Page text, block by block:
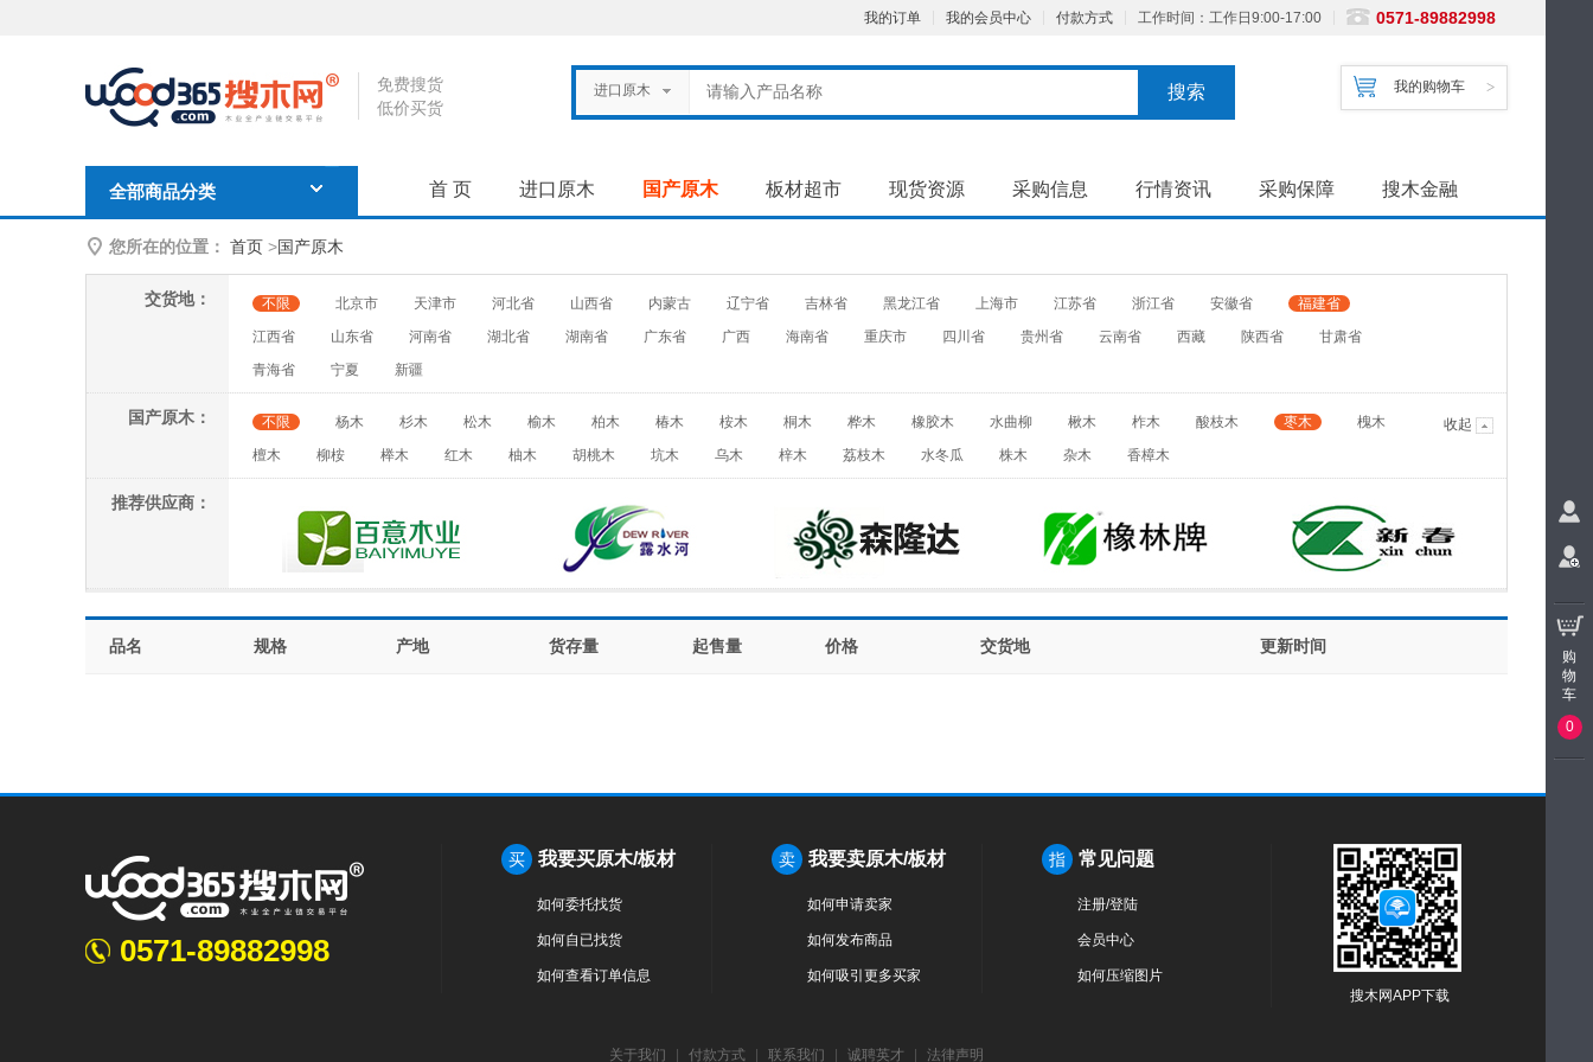
我的订单 我的会员中心 付款方式 工作时间：工作日9:00-17:00 0571-89882998
免费搜货
低价买货
进口原木 搜索 >
我的购物车
全部商品分类 首 页 进口原木 国产原木 板材超市 现货资源 采购信息 行情资讯 采购保障 搜木金融
您所在的位置： 首页 >国产原木
交货地： 不限 北京市 天津市 河北省 山西省 内蒙古 辽宁省 吉林省 黑龙江省 上海市 江苏省 浙江省 安徽省
福建省
江西省
山东省 河南省 湖北省 湖南省 广东省 广西 海南省 重庆市 四川省 贵州省 云南省 西藏 陕西省
甘肃省
青海省
宁夏 新疆
国产原木： 收起
不限 杨木 杉木 松木 榆木 柏木 椿木 桉木 桐木 桦木 橡胶木 水曲柳 楸木 柞木 酸枝木 枣木
槐木
檀木
柳桉 榉木 红木 柚木 胡桃木 坑木 乌木 梓木 荔枝木 水冬瓜 株木 杂木 香樟木
推荐供应商：
品名 规格 产地 货存量 起售量 价格 交货地 更新时间
0571-89882998
买 我要买原木/板材
如何委托找货
如何自已找货
如何查看订单信息
卖 我要卖原木/板材
如何申请卖家
如何发布商品
如何吸引更多买家
指 常见问题
注册/登陆
会员中心
如何压缩图片
搜木网APP下载
关于我们 付款方式 联系我们 诚聘英才 法律声明
购
物
车
0